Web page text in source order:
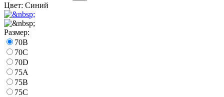
Цвет: Синий
Размер:
70B
70C
70D
75A
75B
75C